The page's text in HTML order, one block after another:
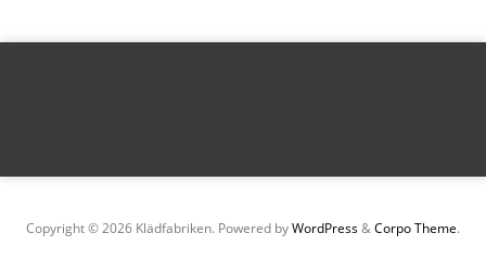
Copyright © 2026 Klädfabriken. Powered byWordPress&Corpo Theme.